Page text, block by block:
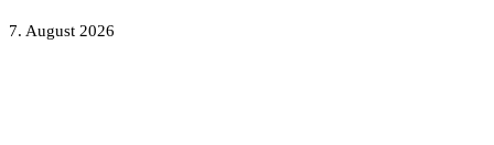
7. August 2026